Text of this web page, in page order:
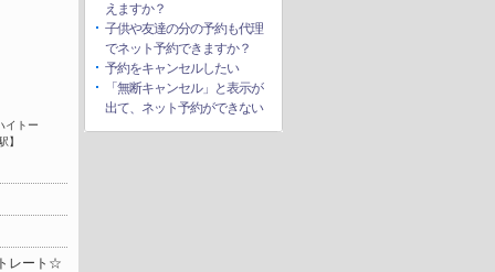
イトー
】
レート☆
えますか？
子供や友達の分の予約も代理
でネット予約できますか？
予約をキャンセルしたい
「無断キャンセル」と表示が
出て、ネット予約ができない